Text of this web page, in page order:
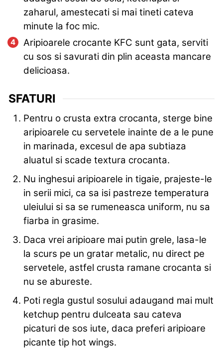
zaharul, amestecati si mai tineti cateva
minute la foc mic.
Aripioarele crocante KFC sunt gata, serviti
cu sos si savurati din plin aceasta mancare
delicioasa.
SFATURI
Pentru o crusta extra crocanta, sterge bine
aripioarele cu servetele inainte de a le pune
in marinada, excesul de apa subtiaza
aluatul si scade textura crocanta.
Nu inghesui aripioarele in tigaie, prajeste-le
in serii mici, ca sa isi pastreze temperatura
uleiului si sa se rumeneasca uniform, nu sa
fiarba in grasime.
Daca vrei aripioare mai putin grele, lasa-le
la scurs pe un gratar metalic, nu direct pe
servetele, astfel crusta ramane crocanta si
nu se abureste.
Poti regla gustul sosului adaugand mai mult
ketchup pentru dulceata sau cateva
picaturi de sos iute, daca preferi aripioare
picante tip hot wings.